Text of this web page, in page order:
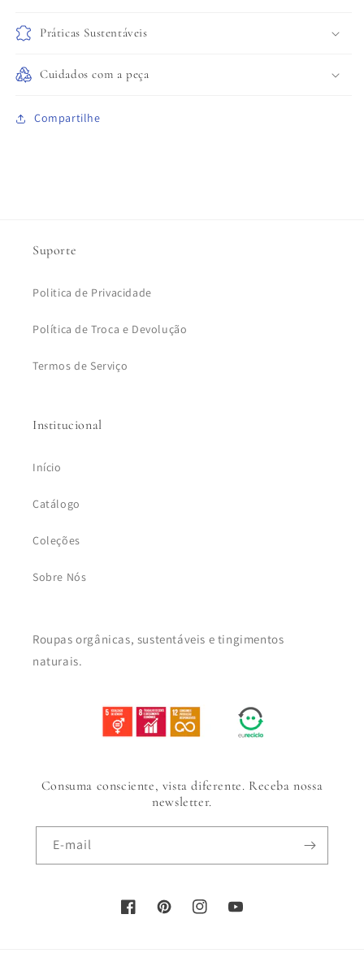
Práticas Sustentáveis
Cuidados com a peça
Compartilhe
Suporte
Politica de Privacidade
Política de Troca e Devolução
Termos de Serviço
Institucional
Início
Catálogo
Coleções
Sobre Nós
Roupas orgânicas, sustentáveis e tingimentos
naturais.
Consuma consciente, vista diferente. Receba nossa
newsletter.
E-mail
FacebookPinterestInstagramYouTube